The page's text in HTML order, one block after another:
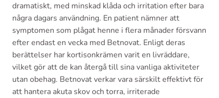
dramatiskt, med minskad klåda och irritation efter bara
några dagars användning. En patient nämner att
symptomen som plågat henne i flera månader försvann
efter endast en vecka med Betnovat. Enligt deras
berättelser har kortisonkrämen varit en livräddare,
vilket gör att de kan återgå till sina vanliga aktiviteter
utan obehag. Betnovat verkar vara särskilt effektivt för
att hantera akuta skov och torra, irriterade